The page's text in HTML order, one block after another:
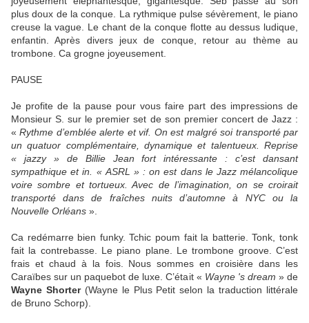
plus doux de la conque. La rythmique pulse sévèrement, le piano
creuse la vague. Le chant de la conque flotte au dessus ludique,
enfantin. Après divers jeux de conque, retour au thème au
trombone. Ca grogne joyeusement.
PAUSE
Je profite de la pause pour vous faire part des impressions de
Monsieur S. sur le premier set de son premier concert de Jazz :
«Rythme d’emblée alerte et vif. On est malgré soi transporté par
un quatuor complémentaire, dynamique et talentueux. Reprise
« jazzy » de Billie Jean fort intéressante : c’est dansant
sympathique et in. « ASRL » : on est dans le Jazz mélancolique
voire sombre et tortueux. Avec de l’imagination, on se croirait
transporté dans de fraîches nuits d’automne à NYC ou la
Nouvelle Orléans ».
Ca redémarre bien funky. Tchic poum fait la batterie. Tonk, tonk
fait la contrebasse. Le piano plane. Le trombone groove. C’est
frais et chaud à la fois. Nous sommes en croisière dans les
Caraïbes sur un paquebot de luxe. C’était « Wayne 's dream » de
Wayne Shorter(Wayne le Plus Petit selon la traduction littérale
de Bruno Schorp).